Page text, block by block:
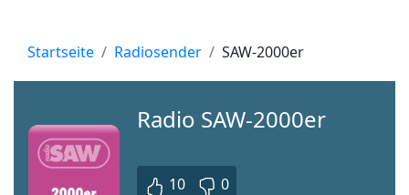
Startseite Radiosender SAW-2000er
Radio SAW-2000er
10 0